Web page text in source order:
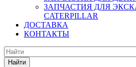
ЗАПЧАСТИЯ ДЛЯ
CATERPILLAR
ДОСТАВКА
КОНТАКТЫ
Найти